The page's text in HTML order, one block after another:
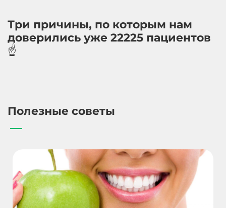
Три причины, по которым нам
доверились уже 22225 пациентов
☝️
Полезные советы